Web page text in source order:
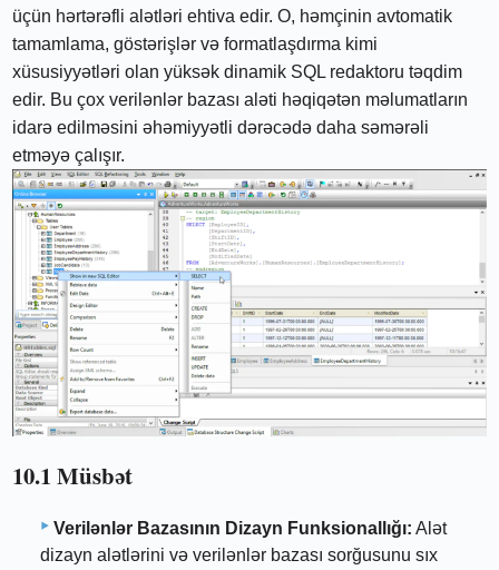
üçün hərtərəfli alətləri ehtiva edir. O, həmçinin avtomatik
tamamlama, göstərişlər və formatlaşdırma kimi
xüsusiyyətləri olan yüksək dinamik SQL redaktoru təqdim
edir. Bu çox verilənlər bazası aləti həqiqətən məlumatların
idarə edilməsini əhəmiyyətli dərəcədə daha səmərəli
etməyə çalışır.
10.1 Müsbət
Verilənlər Bazasının Dizayn Funksionallığı: Alət
dizayn alətlərini və verilənlər bazası sorğusunu sıx